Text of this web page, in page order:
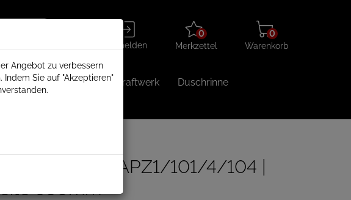
Anmelden
Anmelden
Merkzettel
aufklappen
0
Merkzettel
Warenkorb
aufklappen
0
Warenkorb
Balkonkraftwerk Duschrinne
Duschrinne APZ1/101/4/104 |
950mm
Angebot zu verbessern
Sie auf "Akzeptieren"